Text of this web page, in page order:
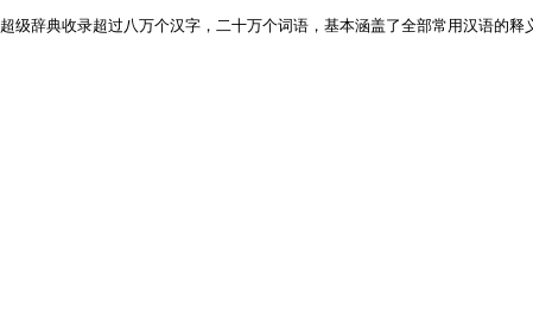
超级辞典收录超过八万个汉字，二十万个词语，基本涵盖了全部常用汉语的释